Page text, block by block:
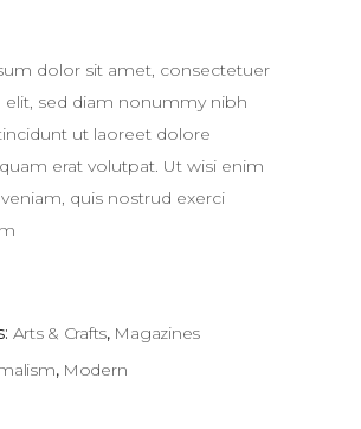
dolor sit amet, consectetuer
elit, sed diam nonummy nibh
ut laoreet dolore
erat volutpat. Ut wisi enim
quis nostrud exerci
Arts & Crafts, Magazines
, Modern